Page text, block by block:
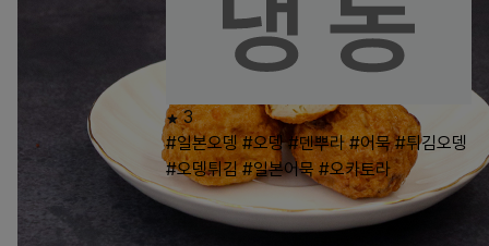
3
#일본오뎅 #오뎅 #덴뿌라 #어묵 #튀김오뎅
#오뎅튀김 #일본어묵 #오카토라